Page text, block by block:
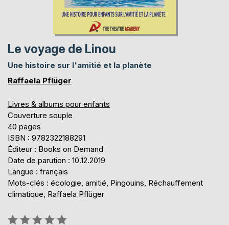
Le voyage de Linou
Une histoire sur l'amitié et la planète
Raffaela Pflüger
Livres & albums pour enfants
Couverture souple
40 pages
ISBN : 9782322188291
Éditeur : Books on Demand
Date de parution : 10.12.2019
Langue : français
Mots-clés : écologie, amitié, Pingouins, Réchauffement
climatique, Raffaela Pflüger
Évaluation: